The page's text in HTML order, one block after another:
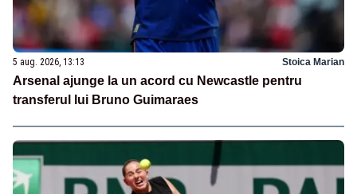
5 aug. 2026, 13:13 Stoica Marian
Arsenal ajunge la un acord cu Newcastle pentru
transferul lui Bruno Guimaraes